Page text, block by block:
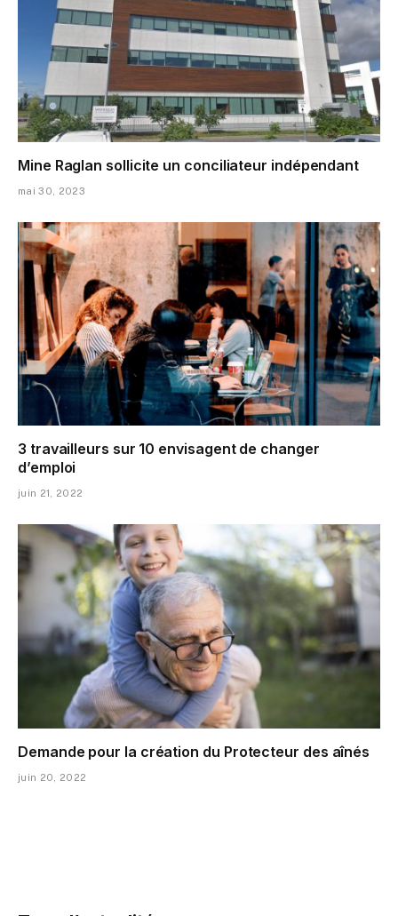
Mine Raglan sollicite un conciliateur indépendant
mai 30, 2023
3 travailleurs sur 10 envisagent de changer
d’emploi
juin 21, 2022
Demande pour la création du Protecteur des aînés
juin 20, 2022